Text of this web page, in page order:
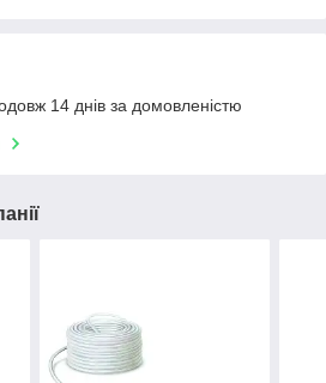
14 днів за домовленістю